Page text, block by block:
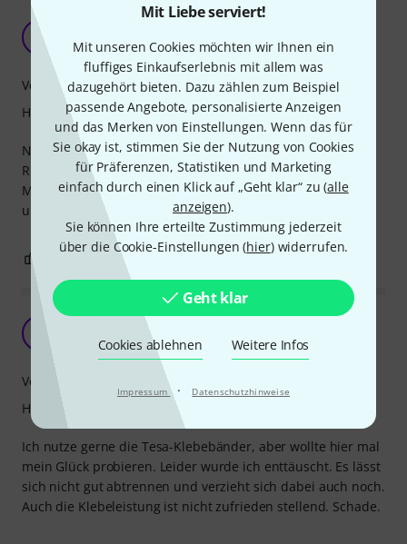
Mit Liebe serviert!
Mit unseren Cookies möchten wir Ihnen ein
fluffiges Einkaufserlebnis mit allem was
dazugehört bieten. Dazu zählen zum Beispiel
passende Angebote, personalisierte Anzeigen
und das Merken von Einstellungen. Wenn das für
Sie okay ist, stimmen Sie der Nutzung von Cookies
für Präferenzen, Statistiken und Marketing
einfach durch einen Klick auf „Geht klar“ zu (alle
anzeigen).
Sie können Ihre erteilte Zustimmung jederzeit
über die Cookie-Einstellungen (hier) widerrufen.
Geht klar
Cookies ablehnen Weitere Infos
Impressum · Datenschutzhinweise
J
jonathansp 27.09.2014
Nun ja, Wenn es längere Zeit klebt hitnerlässt es
Rückstände. Gerade auch bei wärmeren Temperaturen.
Man kann trotz rillen einigermaßen gut drauf schreiben
und es lässt sich problemlos abreißen.
Verarbeitung
Handling
0 BEWERTUNG MELDEN
ChristianoBlanco 04.08.2024
Ich nutze gerne die Tesa-Klebebänder, aber wollte hier mal
mein Glück probieren. Leider wurde ich enttäuscht. Es lässt
sich nicht gut abtrennen und verzieht sich dabei auch noch.
Auch die Klebeleistung ist nicht zufrieden stellend. Schade.
Verarbeitung
Handling